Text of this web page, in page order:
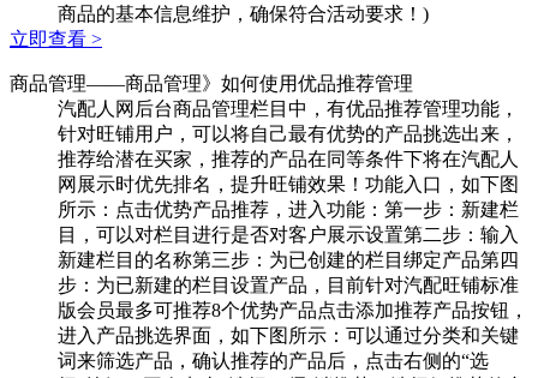
商品的基本信息维护，确保符合活动要求！)
立即查看 >
商品管理——商品管理》如何使用优品推荐管理
汽配人网后台商品管理栏目中，有优品推荐管理功能，
针对旺铺用户，可以将自己最有优势的产品挑选出来，
推荐给潜在买家，推荐的产品在同等条件下将在汽配人
网展示时优先排名，提升旺铺效果！功能入口，如下图
所示：点击优势产品推荐，进入功能：第一步：新建栏
目，可以对栏目进行是否对客户展示设置第二步：输入
新建栏目的名称第三步：为已创建的栏目绑定产品第四
步：为已新建的栏目设置产品，目前针对汽配旺铺标准
版会员最多可推荐8个优势产品点击添加推荐产品按钮，
进入产品挑选界面，如下图所示：可以通过分类和关键
词来筛选产品，确认推荐的产品后，点击右侧的“选